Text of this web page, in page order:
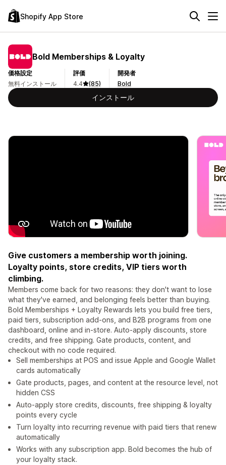
Shopify App Store
Bold Memberships & Loyalty
価格設定
無料インストール
評価
4.4
(85)
開発者
Bold
インストール
Give customers a membership worth joining.
Loyalty points, store credits, VIP tiers worth
climbing.
Members come back for two reasons: they don't want to lose
what they've earned, and belonging feels better than buying.
Bold Memberships + Loyalty Rewards lets you build free tiers,
paid tiers, subscription add-ons, and B2B programs from one
dashboard, online and in-store. Auto-apply discounts, store
credits, and free shipping. Gate products, content, and
checkout with no code required.
Sell memberships at POS and issue Apple and Google Wallet
cards automatically
Gate products, pages, and content at the resource level, not
hidden CSS
Auto-apply store credits, discounts, free shipping & loyalty
points every cycle
Turn loyalty into recurring revenue with paid tiers that renew
automatically
Works with any subscription app. Bold becomes the hub of
your loyalty stack.